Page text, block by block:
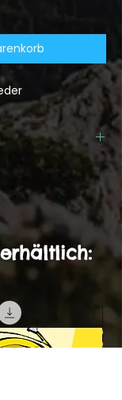
in Bb
in Bb
in Bb
in C und Bb
in C und
in C und